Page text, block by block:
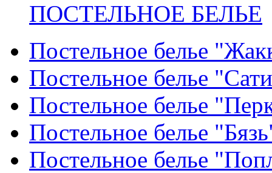
ПОСТЕЛЬНОЕ БЕЛЬЕ
Постельное белье
Постельное белье
Постельное белье
Постельное белье
Постельное белье